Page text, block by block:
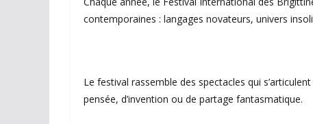
contemporaines : langages novateurs, univers
Le festival rassemble des spectacles qui
pensée, d’invention ou de partage fantasmatique.